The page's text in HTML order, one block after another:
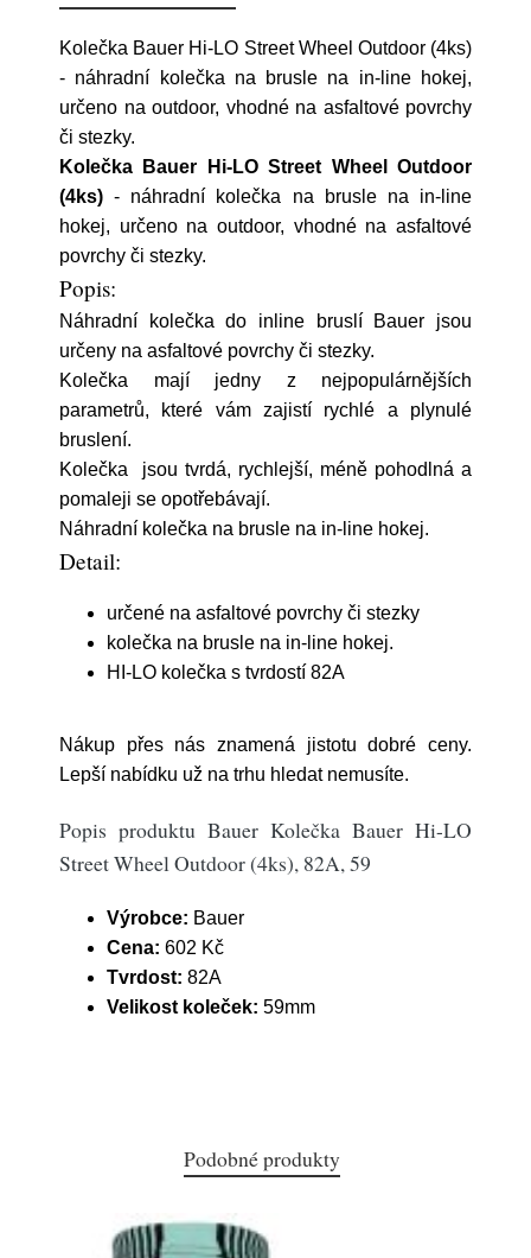
Kolečka Bauer Hi-LO Street Wheel Outdoor (4ks)
- náhradní kolečka na brusle na in-line hokej,
určeno na outdoor, vhodné na asfaltové povrchy
či stezky.
Kolečka Bauer Hi-LO Street Wheel Outdoor
(4ks) - náhradní kolečka na brusle na in-line
hokej, určeno na outdoor, vhodné na asfaltové
povrchy či stezky.
Popis:
Náhradní kolečka do inline bruslí Bauer jsou
určeny na asfaltové povrchy či stezky.
Kolečka mají jedny z nejpopulárnějších
parametrů, které vám zajistí rychlé a plynulé
bruslení.
Kolečka jsou tvrdá, rychlejší, méně pohodlná a
pomaleji se opotřebávají.
Náhradní kolečka na brusle na in-line hokej.
Detail:
určené na asfaltové povrchy či stezky
kolečka na brusle na in-line hokej.
HI-LO kolečka s tvrdostí 82A
Nákup přes nás znamená jistotu dobré ceny.
Lepší nabídku už na trhu hledat nemusíte.
Popis produktu Bauer Kolečka Bauer Hi-LO
Street Wheel Outdoor (4ks), 82A, 59
Výrobce: Bauer
Cena: 602 Kč
Tvrdost: 82A
Velikost koleček: 59mm
Podobné produkty